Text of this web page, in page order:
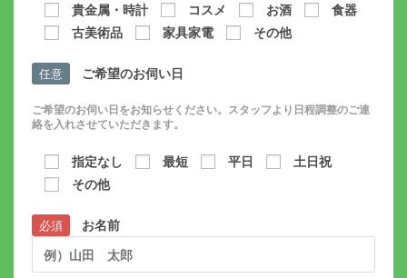
貴金属・時計
コスメ お酒
食器
古美術品
家具家電 その他
任意 ご希望のお伺い日
ご希望のお伺い日をお知らせください。スタッフより日程調整のご連
絡を入れさせていただきます。
指定なし 最短 平日
土日祝
その他
必須 お名前